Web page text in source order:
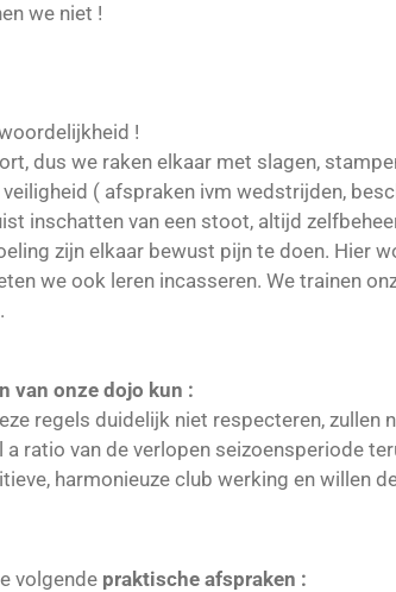
we niet !
!
dus we raken elkaar met slagen,
( afspraken ivm wedstrijden,
inschatten van een stoot, altijd
zijn elkaar bewust pijn te doen. Hier
we ook leren incasseren. We trainen
van onze dojo kun :
regels duidelijk niet respecteren, zullen
ratio van de verlopen seizoensperiode
harmonieuze club werking en willen
volgende praktische afspraken :